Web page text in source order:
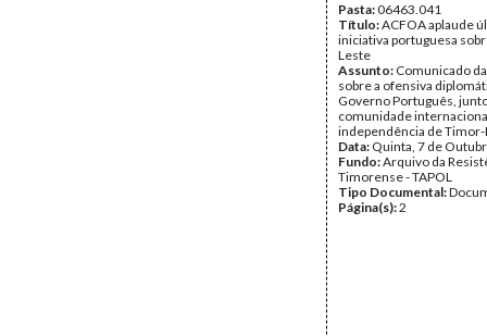
Pasta:06463.041
Título:ACFOA aplaude
iniciativa portuguesa
Leste
Assunto: Comunicado
sobre a ofensiva
Governo Português,
comunidade
independência de
Data: Quinta, 7 de
Fundo:Arquivo da
Timorense - TAPOL
Tipo Documental:
Página(s):2